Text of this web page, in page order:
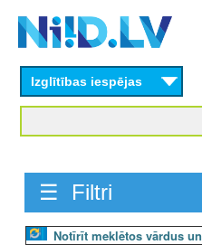
content
Izglītības iespējas
☰ Filtri
Notīrīt meklētos vārdus un